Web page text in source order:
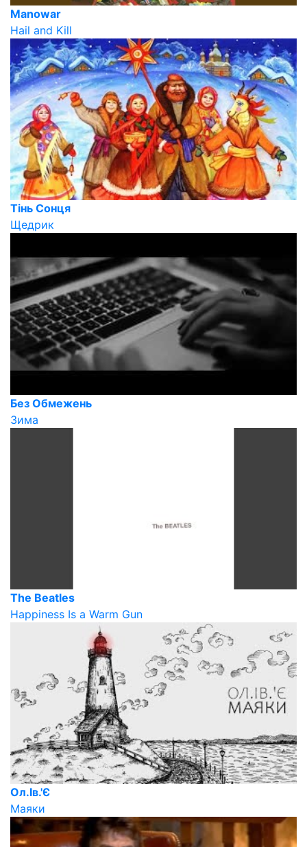
Manowar
Hail and Kill
Тінь Сонця
Щедрик
Без Обмежень
Зима
The Beatles
Happiness Is a Warm Gun
Ол.Ів.'Є
Маяки